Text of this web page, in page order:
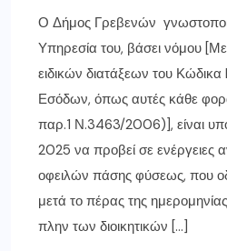
Ο Δήμος Γρεβενών
Υπηρεσία του, βάσει νόμου
ειδικών διατάξεων του
Εσόδων, όπως αυτές κάθε
παρ.1 Ν.3463/2006)], είναι
2025 να προβεί σε ενέργειες
οφειλών πάσης φύσεως, που
μετά το πέρας της
πλην των διοικητικών […]